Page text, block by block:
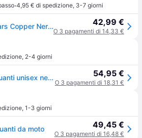
·4,95 € di spedizione, 3-7 giorni
Guanti Moto Alpinestars Copper NeroXXL 42,99 €
O 3 pagamenti di 14,33 €
, 2-4 giorni
alpinestars Copper Guanti unisex nero, taglia S 54,95 €
O 3 pagamenti di 18,31 €
, 1-3 giorni
da moto 49,45 €
O 3 pagamenti di 16,48 €